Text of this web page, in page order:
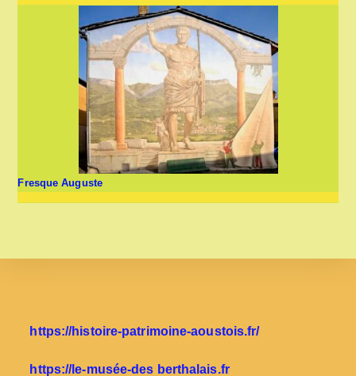
Fresque Auguste
https://histoire-patrimoine-aoustois.fr/
https://le-musée-des berthalais.fr